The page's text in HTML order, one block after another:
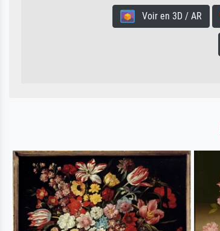
Voir en 3D / AR